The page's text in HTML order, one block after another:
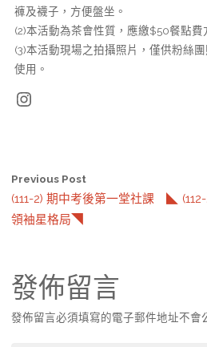
褲及襪子，方便盤坐。
(2)本活動為茶會性質，應繳$50餐點費
(3)本活動現場之拍攝照片，僅供粉絲
使用。
Instagram
Previous Post
(111-2) 期中考後第一堂社課 ◣
領袖星格局◥
發佈留言
發佈留言必須填寫的電子郵件地址不會